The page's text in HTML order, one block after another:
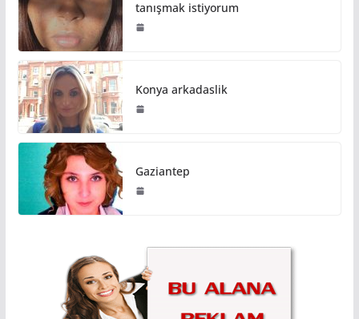
tanışmak istiyorum
Konya arkadaslik
Gaziantep